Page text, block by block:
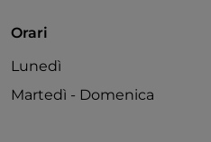
Orari
Lunedì
Martedì - Domenica